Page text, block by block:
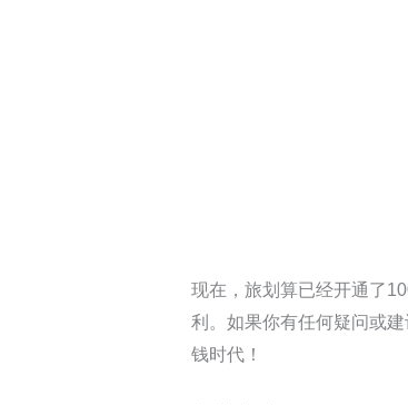
现在，旅划算已经开通了
利。如果你有任何疑问或
钱时代！